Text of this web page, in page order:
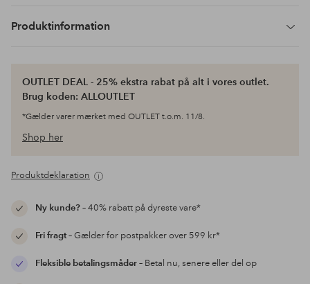
Produktinformation
OUTLET DEAL - 25% ekstra rabat på alt i vores outlet.
Brug koden: ALLOUTLET
*Gælder varer mærket med OUTLET t.o.m. 11/8.
Shop her
Produktdeklaration
Ny kunde?– 40% rabatt på dyreste vare*
Fri fragt– Gælder for postpakker over 599 kr*
Fleksible betalingsmåder– Betal nu, senere eller del op